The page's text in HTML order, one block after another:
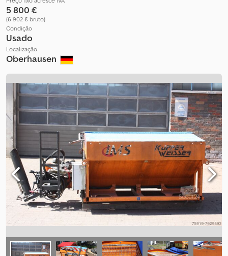
5 800 €
(6 902 € bruto)
Condição
Usado
Localização
Oberhausen